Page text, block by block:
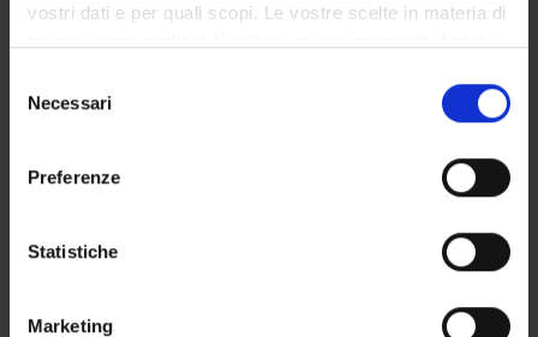
vostri dati e per quali scopi. Le vostre scelte in materia di
modificare o revocare il proprio consenso in qualsiasi
momento dalla Dichiarazione sui cookie o facendo clic
raccogliere informazioni sulla tua posizione
geografica, con un'approssimazione di qualche
delNecessari
Preferenze
Statistiche
Marketing
COURSES
TRAINING